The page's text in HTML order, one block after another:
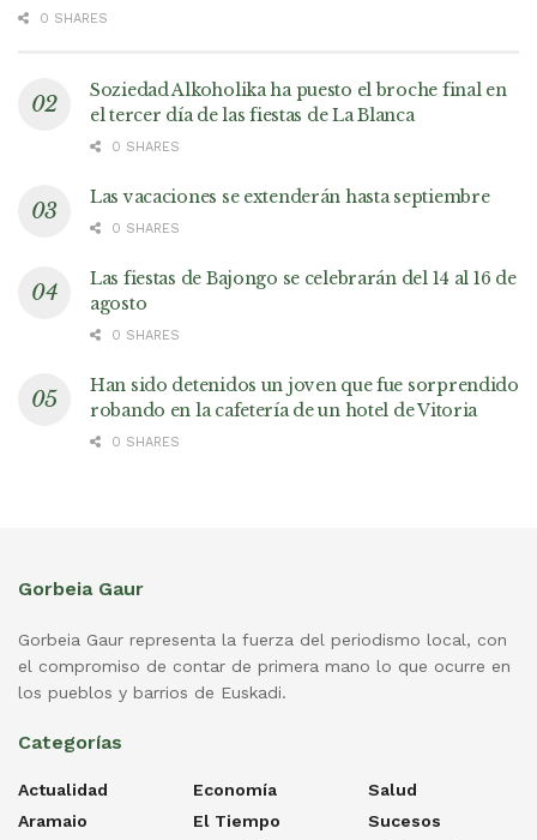
0 SHARES
Soziedad Alkoholika ha puesto el broche final en
el tercer día de las fiestas de La Blanca
0 SHARES
Las vacaciones se extenderán hasta septiembre
0 SHARES
Las fiestas de Bajongo se celebrarán del 14 al 16 de
agosto
0 SHARES
Han sido detenidos un joven que fue sorprendido
robando en la cafetería de un hotel de Vitoria
0 SHARES
Gorbeia Gaur
Gorbeia Gaur representa la fuerza del periodismo local, con
el compromiso de contar de primera mano lo que ocurre en
los pueblos y barrios de Euskadi.
Categorías
Actualidad
Aramaio
Economía
El Tiempo
Salud
Sucesos